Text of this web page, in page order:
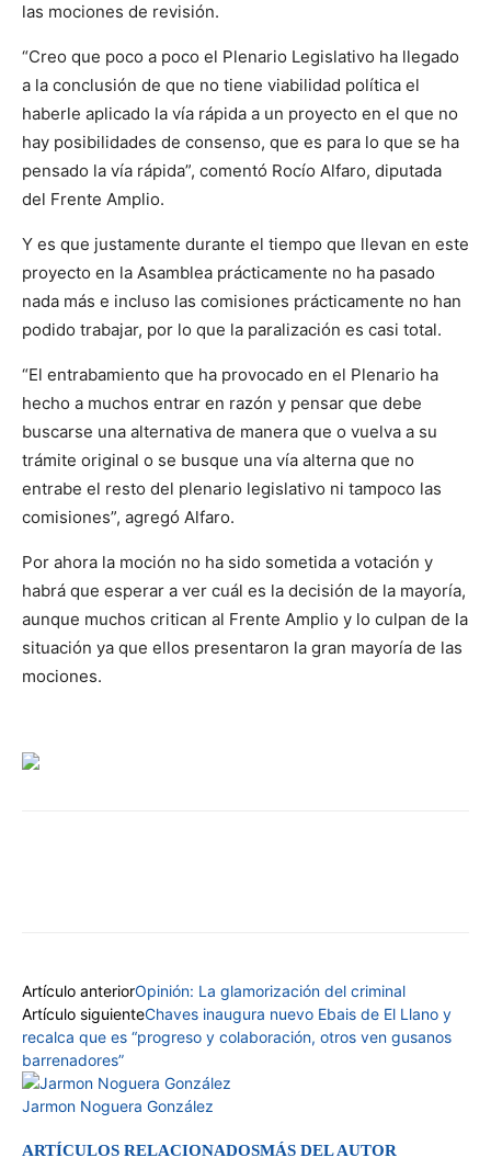
las mociones de revisión.
“Creo que poco a poco el Plenario Legislativo ha llegado
a la conclusión de que no tiene viabilidad política el
haberle aplicado la vía rápida a un proyecto en el que no
hay posibilidades de consenso, que es para lo que se ha
pensado la vía rápida”, comentó Rocío Alfaro, diputada
del Frente Amplio.
Y es que justamente durante el tiempo que llevan en este
proyecto en la Asamblea prácticamente no ha pasado
nada más e incluso las comisiones prácticamente no han
podido trabajar, por lo que la paralización es casi total.
“El entrabamiento que ha provocado en el Plenario ha
hecho a muchos entrar en razón y pensar que debe
buscarse una alternativa de manera que o vuelva a su
trámite original o se busque una vía alterna que no
entrabe el resto del plenario legislativo ni tampoco las
comisiones”, agregó Alfaro.
Por ahora la moción no ha sido sometida a votación y
habrá que esperar a ver cuál es la decisión de la mayoría,
aunque muchos critican al Frente Amplio y lo culpan de la
situación ya que ellos presentaron la gran mayoría de las
mociones.
Artículo anteriorOpinión: La glamorización del criminal
Artículo siguienteChaves inaugura nuevo Ebais de El Llano y
recalca que es “progreso y colaboración, otros ven gusanos
barrenadores”
Jarmon Noguera González
ARTÍCULOS RELACIONADOSMÁS DEL AUTOR